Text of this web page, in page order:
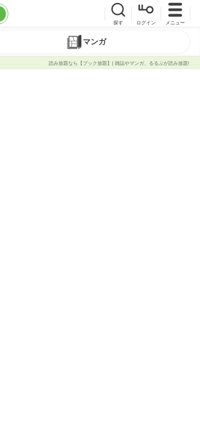
探す ログイン メニュー
マンガ
読み放題なら【ブック放題】| 雑誌やマンガ、るるぶが読み放題!